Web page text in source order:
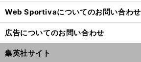
Web Sportivaについてのお問い合わせ
広告についてのお問い合わせ
集英社サイト